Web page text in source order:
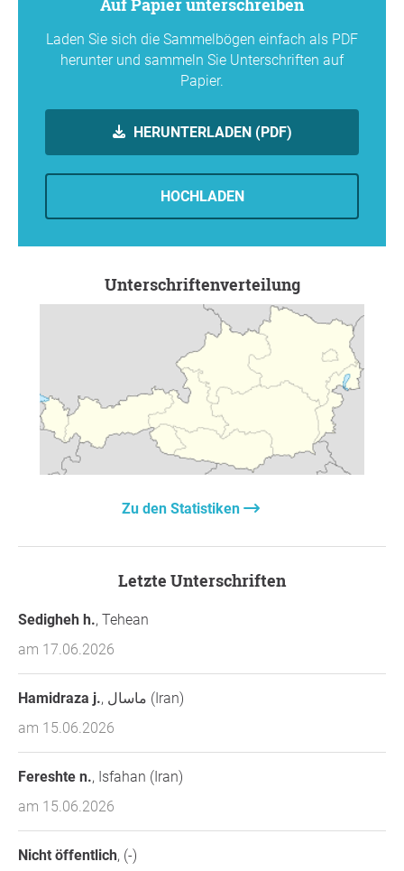
Auf Papier unterschreiben
Laden Sie sich die Sammelbögen einfach als PDF
herunter und sammeln Sie Unterschriften auf
Papier.
HERUNTERLADEN (PDF)
HOCHLADEN
Unterschriftenverteilung
Zu den Statistiken
Letzte Unterschriften
Sedigheh h., Tehean
am 17.06.2026
Hamidraza j.
, ماسال (Iran)
am 15.06.2026
Fereshte n., Isfahan (Iran)
am 15.06.2026
Nicht öffentlich, (-)